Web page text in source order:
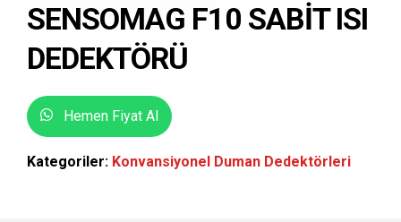
SENSOMAG F10 SABIT ISI
DEDEKTÖRÜ
Hemen Fiyat Al
Kategoriler: Konvansiyonel Duman Dedektörleri